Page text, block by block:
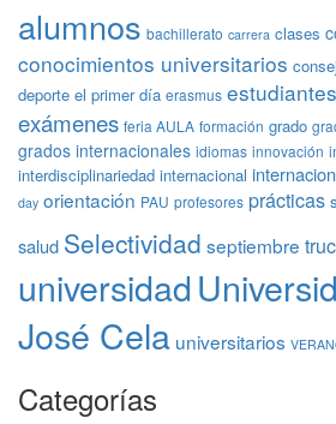
alumnos bachillerato carrera clases
conocimientos universitarios
deporte el primer día erasmus estudiantes
exámenes feria AULA formación grado
grados internacionales idiomas innovación
interdisciplinariedad internacional
day orientación PAU profesores prácticas
salud Selectividad septiembre
universidad
José Cela universitarios
Categorías